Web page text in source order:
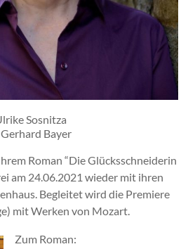
Sosnitza
Bayer
Roman “Die Glücksschneiderin
am 24.06.2021 wieder mit ihren
Begleitet wird die Premiere
mit Werken von Mozart.
Zum Roman: